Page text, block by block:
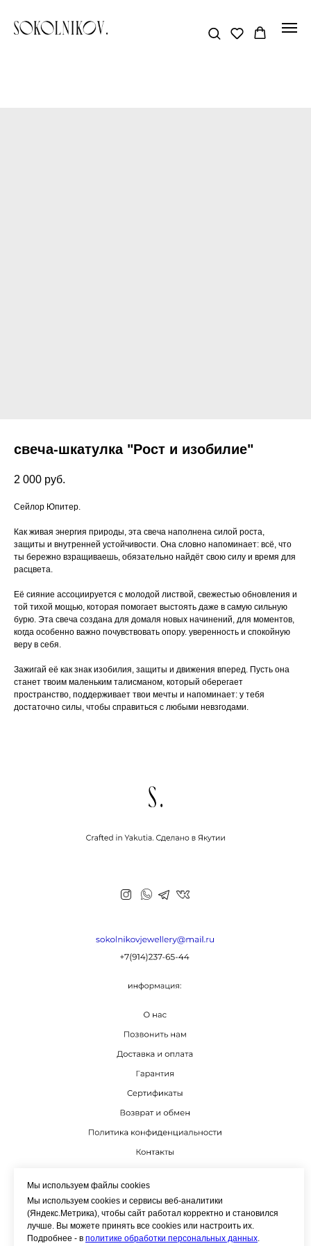
Мы используем файлы cookies
Мы используем cookies и сервисы веб-аналитики
(Яндекс.Метрика), чтобы сайт работал корректно и становился
лучше. Вы можете принять все cookies или настроить их.
Подробнее - в политике обработки персональных данных
свеча-шкатулка "Рост и изобилие"
2 000 руб.
Сейлор Юпитер.
Как живая энергия природы, эта свеча наполнена силой роста,
защиты и внутренней устойчивости. Она словно напоминает: всё, что
ты бережно взращиваешь, обязательно найдёт свою силу и время для
расцвета.
Её сияние ассоциируется с молодой листвой, свежестью обновления и
той тихой мощью, которая помогает выстоять даже в самую сильную
бурю. Эта свеча создана для домаля новых начинений, для моментов,
когда особенно важно почувствовать опору. уверенность и спокойную
веру в себя.
Зажигай её как знак изобилия, защиты и движения вперед. Пусть она
станет твоим маленьким талисманом, который оберегает
пространство, поддерживает твои мечты и напоминает: у тебя
достаточно силы, чтобы справиться с любыми невзгодами.